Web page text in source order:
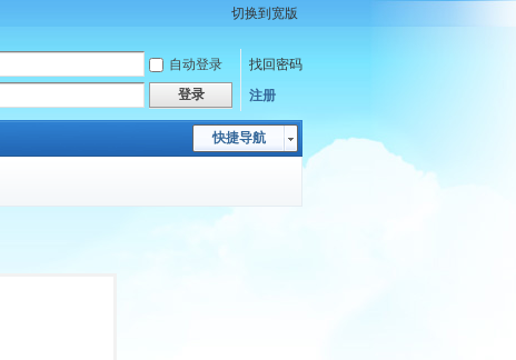
切换到宽版
自动登录
找回密码
登录 注册
快捷导航